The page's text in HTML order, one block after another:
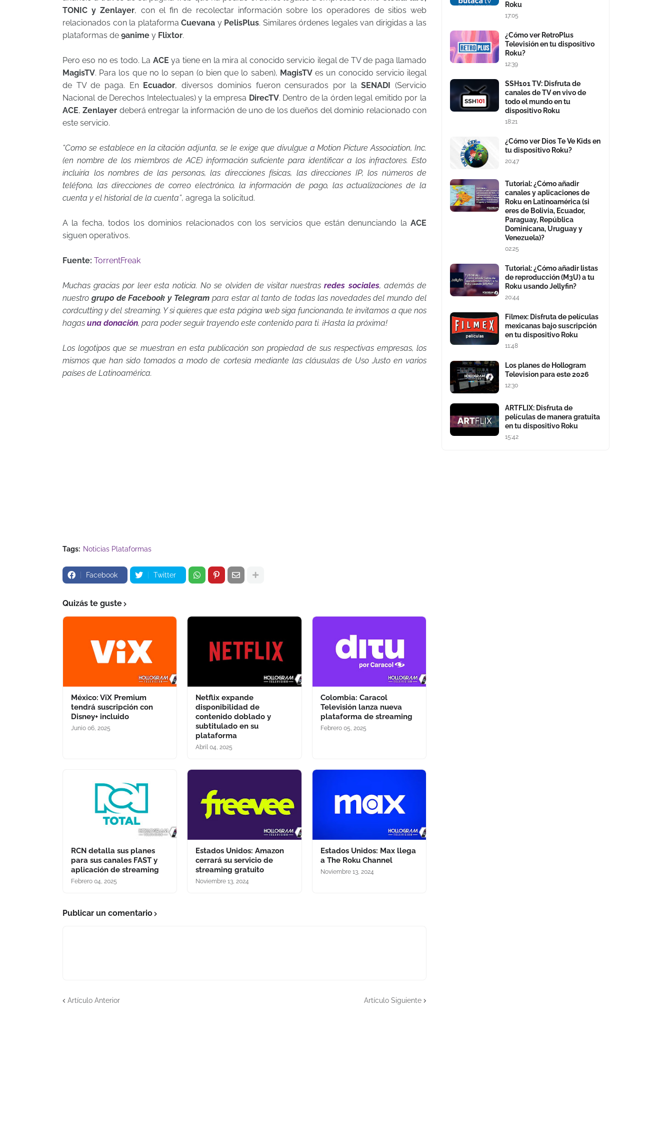
TONIC y Zenlayer, con el fin de recolectar información sobre los operadores de sitios web
relacionados con la plataformaCuevana y PelisPlus. Similares órdenes legales van dirigidas a las
plataformas de 9anime y Flixtor.
Pero eso no es todo. La ACE ya tiene en la mira al conocido servicio ilegal de TV de paga llamado
MagisTV. Para los que no lo sepan (o bien que lo saben), MagisTVes un conocido servicio ilegal
de TV de paga. En Ecuador, diversos dominios fueron censurados por laSENADI (Servicio
Nacional de Derechos Intelectuales) y la empresa DirecTV. Dentro de la órden legal emitido por la
ACE,Zenlayer deberá entregar la información de uno de los dueños del dominio relacionado con
este servicio.
“Como se establece en la citación adjunta, se le exige que divulgue a Motion Picture Association, Inc.
(en nombre de los miembros de ACE) información suficiente para identificar a los infractores. Esto
incluiría los nombres de las personas, las direcciones físicas, las direcciones IP, los números de
teléfono, las direcciones de correo electrónico, la información de pago, las actualizaciones de la
cuenta y el historial de la cuenta”, agrega la solicitud.
A la fecha, todos los dominios relacionados con los servicios que están denunciando la ACE
siguen operativos.
Fuente: TorrentFreak
Muchas gracias por leer esta noticia. No se olviden de visitar nuestrasredes sociales, además de
nuestro grupo de Facebook y Telegram para estar al tanto de todas las novedades del mundo del
cordcutting y del streaming. Y si quieres que esta página web siga funcionando, te invitamos a que nos
hagas una donación, para poder seguir trayendo este contenido para ti. ¡Hasta la próxima!
Los logotipos que se muestran en esta publicación son propiedad de sus respectivas empresas, los
mismos que han sido tomados a modo de cortesía mediante las cláusulas de Uso Justo en varios
países de Latinoamérica.
Tags: Noticias Plataformas
Facebook Twitter
Quizás te guste
México: ViX Premium
tendrá suscripción con
Disney+ incluido
Junio 06, 2025
Netflix expande
disponibilidad de
contenido doblado y
subtitulado en su
plataforma
Abril 04, 2025
Colombia: Caracol
Televisión lanza nueva
plataforma de streaming
Febrero 05, 2025
RCN detalla sus planes
para sus canales FAST y
aplicación de streaming
Febrero 04, 2025
Estados Unidos: Amazon
cerrará su servicio de
streaming gratuito
Noviembre 13, 2024
Estados Unidos: Max llega
a The Roku Channel
Noviembre 13, 2024
Publicar un comentario
Artículo Anterior Artículo Siguiente
Roku
17:05
¿Cómo ver RetroPlus
Televisión en tu dispositivo
Roku?
12:39
SSH101 TV: Disfruta de
canales de TV en vivo de
todo el mundo en tu
dispositivo Roku
18:21
¿Cómo ver Dios Te Ve Kids en
tu dispositivo Roku?
20:47
Tutorial: ¿Cómo añadir
canales y aplicaciones de
Roku en Latinoamérica (si
eres de Bolivia, Ecuador,
Paraguay, República
Dominicana, Uruguay y
Venezuela)?
02:25
Tutorial: ¿Cómo añadir listas
de reproducción (M3U) a tu
Roku usando Jellyfin?
20:44
Filmex: Disfruta de películas
mexicanas bajo suscripción
en tu dispositivo Roku
11:48
Los planes de Hollogram
Television para este 2026
12:30
ARTFLIX: Disfruta de
películas de manera gratuita
en tu dispositivo Roku
15:42